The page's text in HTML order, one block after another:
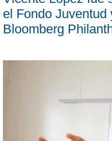
el Fondo
Bloomberg